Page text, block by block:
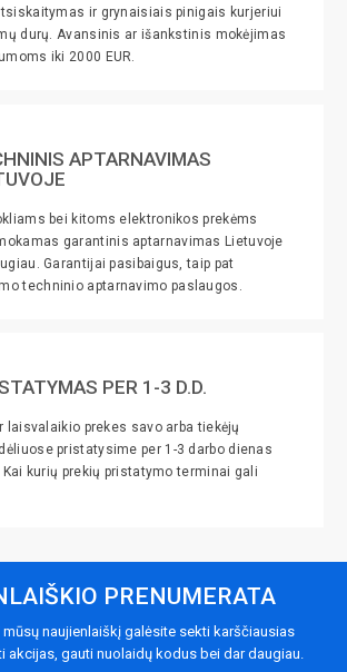
ir grynaisiais pinigais kurjeriui
durų. Avansinis ar išankstinis mokėjimas
iki 2000 EUR.
APTARNAVIMAS
bei kitoms elektronikos prekėms
garantinis aptarnavimas Lietuvoje
Garantijai pasibaigus, taip pat
techninio aptarnavimo paslaugos.
PER 1-3 D.D.
laisvalaikio prekes savo arba tiekėjų
pristatysime per 1-3 darbo dienas
kurių prekių pristatymo terminai gali
PRENUMERATA
mūsų naujienlaiškį galėsite sekti karščiausias
akcijas, gauti nuolaidų kodus bei dar daugiau.